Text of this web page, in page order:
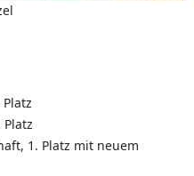
1. Platz mit neuem